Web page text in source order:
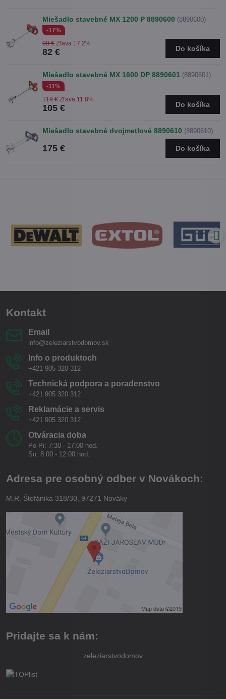
Miešadlo stavebné MX 1200 P 8890600 (8890600)
-17%
82 €
99 € Zľava 17.2%
Do košíka
Miešadlo stavebné MX 1600 DP 8890601 (8890601)
-11%
105 €
119 € Zľava 11.8%
Do košíka
Miešadlo stavebné dvojmetlové 8890610 (8890610)
175 € Do košíka
Kontakt
Email
info@zeleziarstvodomov.sk
Info o produktoch
+421 905 320 312
Technická podpora a poradenstvo
+421 905 320 312
Reklamácie a servis
+421 905 320 312
Otváracia doba
Po-Pi: 7:30 - 17:00 hod.
So: 8:00 - 12:00 hod.
Adresa pre osobný odber v Novákoch:
M.R. Štefánika 318/30, 97271 Nováky
Pridajte sa k nám:
zeleziarstvodomov